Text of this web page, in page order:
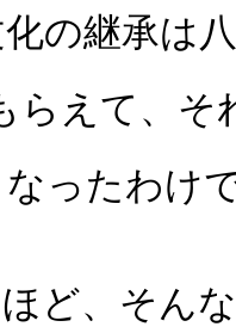
の継承は
らえて、そ
ったわけで
ど、そん